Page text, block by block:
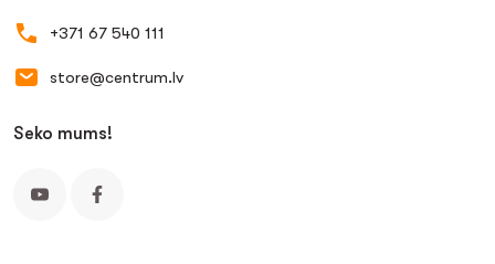
+371 67 540 111
store@centrum.lv
Seko mums!